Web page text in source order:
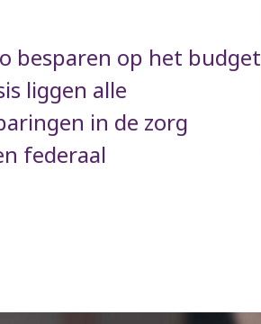
besparen op het budget
liggen alle
in de zorg
federaal